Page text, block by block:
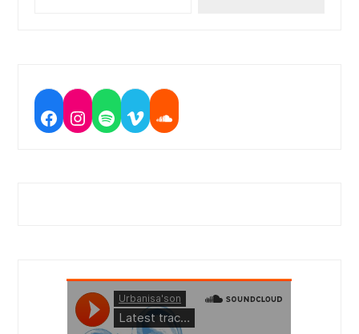
Facebook
Instagram
Spotify
VimeoSoundcloud